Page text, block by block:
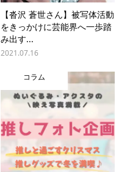
【沓沢 蒼世さん】被写体活動
をきっかけに芸能界へ一歩踏
み出す...
2021.07.16
コラム